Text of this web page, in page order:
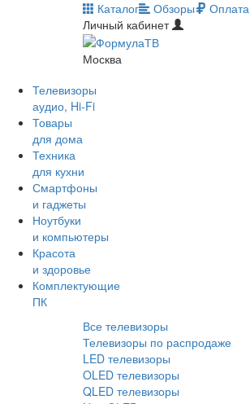
Каталог Обзоры Оплата
Личный кабинет
Москва
Телевизоры
аудио, Hi-Fi
Товары
для дома
Техника
для кухни
Смартфоны
и гаджеты
Ноутбуки
и компьютеры
Красота
и здоровье
Комплектующие
ПК
Все телевизоры
Телевизоры по распродаже
LED телевизоры
OLED телевизоры
QLED телевизоры